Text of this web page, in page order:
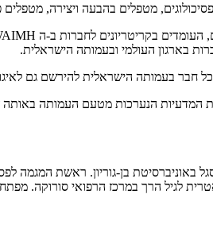
מטפלים בהבעה ויצירה,
חבר בעמותה הישראלית להירשם גם
באוניברסיטת בן-גוריון. ראשת המגמה
לגיל הרך במרכז הרפואי סורוקה.